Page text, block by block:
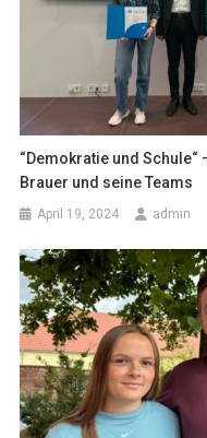
“Demokratie und
Brauer und seine Teams
April 19, 2024 admin